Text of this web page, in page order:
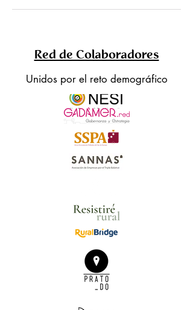
Red de Colaboradores
Unidos por el reto demográfico